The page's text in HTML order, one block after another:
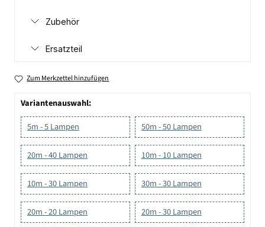
Zubehör
Ersatzteil
Zum Merkzettel hinzufügen
Variantenauswahl:
5m - 5 Lampen
50m - 50 Lampen
20m - 40 Lampen 10m - 10 Lampen
10m - 30 Lampen 30m - 30 Lampen
20m - 20 Lampen 20m - 30 Lampen